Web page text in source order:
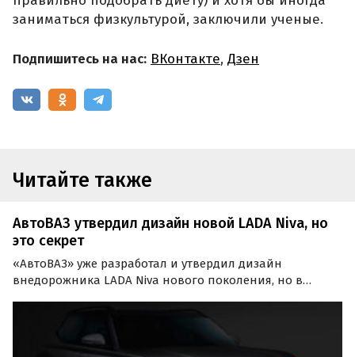
заниматься физкультурой, заключили ученые.
Подпишитесь на нас: ВКонтакте, Дзен
Читайте также
АвтоВАЗ утвердил дизайн новой LADA Niva, но
это секрет
«АвтоВАЗ» уже разработал и утвердил дизайн
внедорожника LADA Niva нового поколения, но в
президент компании Николя Мор в своем новогоднем
поздравлении.